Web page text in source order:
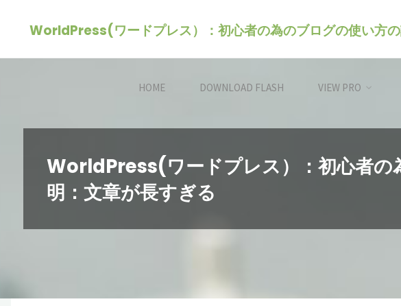
WorldPress(ワードプレス）：初心者の為のブログの使い方
HOME DOWNLOAD FLASH VIEW PRO
WorldPress(ワードプレス）：初心者の
明：文章が長すぎる